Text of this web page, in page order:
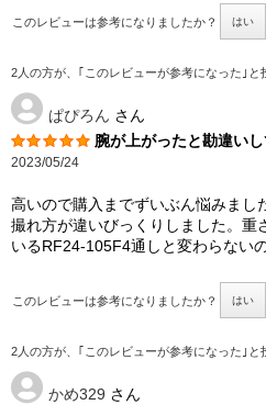
このレビューは参考になりましたか？ はい
2人の方が、｢このレビューが参考になった｣と
ぱぴろん さん
腕が上がったと勘違い
2023/05/24
高いので購入までずいぶん悩みまし
撮れ方が違いびっくりしました。重
いるRF24-105F4通しと変わらない
このレビューは参考になりましたか？ はい
2人の方が、｢このレビューが参考になった｣と
かめ329 さん